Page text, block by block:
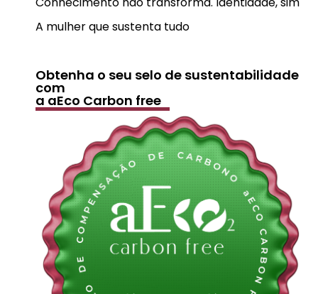
A mulher que sustenta tudo
Obtenha o seu selo de sustentabilidade
com
a aEco Carbon free